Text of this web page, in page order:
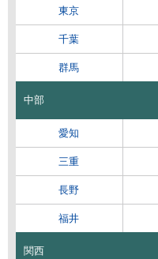
東京
千葉
群馬
中部
愛知
三重
長野
福井
関西